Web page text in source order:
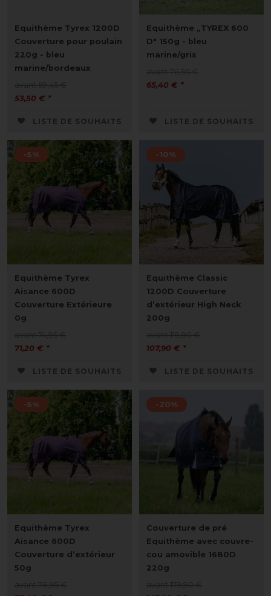
Equithème Tyrex 1200D
Couverture pour poulain
220g - bleu
marine/bordeaux
53,50 € *
LISTE DE SOUHAITS
Equithème „TYREX 600
D" 150g - bleu
marine/gris
65,40 € *
LISTE DE SOUHAITS
-5%
Equithème Tyrex
Aisance 600D
Couverture Extérieure
0g
71,20 € *
LISTE DE SOUHAITS
-10%
Equithème Classic
1200D Couverture
d’extérieur High Neck
200g
107,90 € *
LISTE DE SOUHAITS
-5%
Equithème Tyrex
Aisance 600D
Couverture d’extérieur
50g
-20%
Couverture de pré
Equithème avec couvre-
cou amovible 1680D
220g